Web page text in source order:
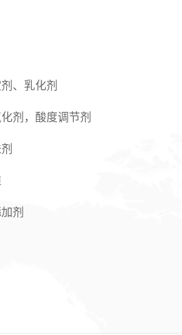
、乳化剂
剂，酸度调节剂
剂